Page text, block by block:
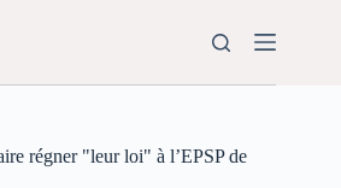
régner "leur loi" à l’EPSP de